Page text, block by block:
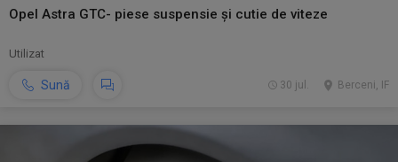
Opel Astra GTC- piese suspensie și cutie de viteze
Utilizat
Sună Berceni, IF
30 jul.